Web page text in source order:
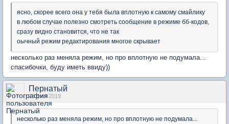
ясно, скорее всего она у тебя была вплотную к самому смайлику
в любом случае полезно смотреть сообщение в режиме бб-кодов,
сразу видно становится, что не так
оычный режим редактирования многое скрывает
несколько раз меняла режим, но про вплотную не подумала...
спасибочки, буду иметь ввиду))
Пернатый
23 фев 2019
несколько раз меняла режим, но про вплотную не подумала...